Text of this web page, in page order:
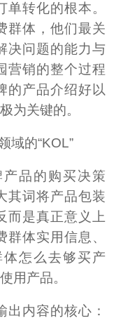
转化的根本。
群体，他们最关
决问题的能力与
营销的整个过程
的产品介绍好以
为关键的。
域的“KOL”
品的购买决策
其词将产品包装
而是真正意义上
体实用信息、
怎么去够买产
用产品。
出内容的核心：